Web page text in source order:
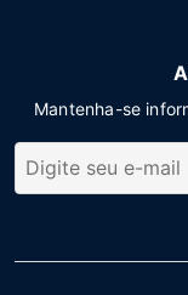
Mantenha-se